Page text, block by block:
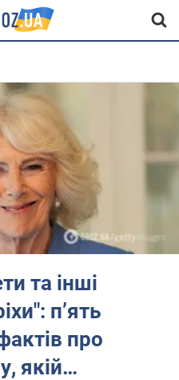
та інші
пʼять
про
якій